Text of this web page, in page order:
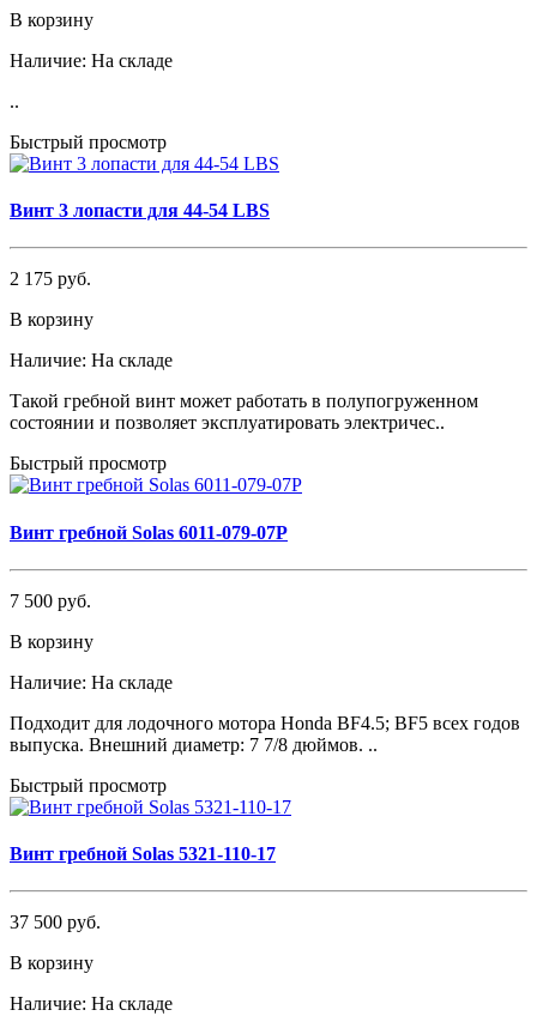
В корзину
Наличие: На складе
..
Быстрый просмотр
Винт 3 лопасти для 44-54 LBS
2 175 руб.
В корзину
Наличие: На складе
Такой гребной винт может работать в полупогруженном
состоянии и позволяет эксплуатировать электричес..
Быстрый просмотр
Винт гребной Solas 6011-079-07Р
7 500 руб.
В корзину
Наличие: На складе
Подходит для лодочного мотора Honda BF4.5; BF5 всех годов
выпуска. Внешний диаметр: 7 7/8 дюймов. ..
Быстрый просмотр
Винт гребной Solas 5321-110-17
37 500 руб.
В корзину
Наличие: На складе